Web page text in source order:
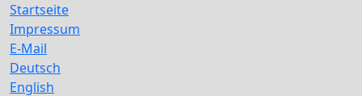
Startseite
Impressum
E-Mail
Deutsch
English